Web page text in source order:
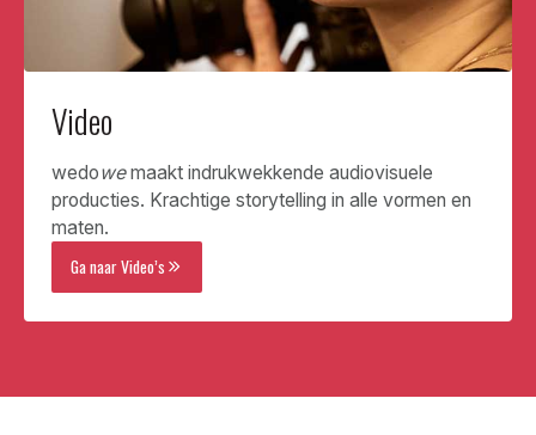
Video
wedowemaakt indrukwekkende audiovisuele
producties. Krachtige storytelling in alle vormen en
maten.
Ga naar Video’s